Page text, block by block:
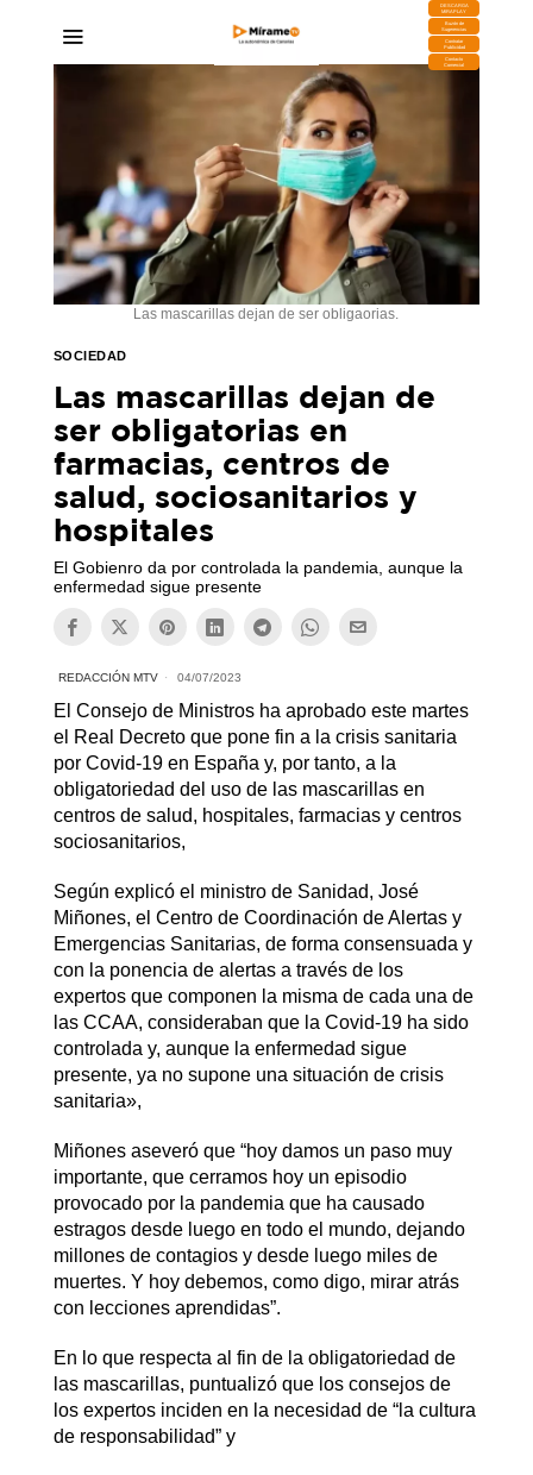
DESCARGA
MIRAPLAY
Buzón de
Sugerencias
Contratar
Publicidad
Contacto
Comercial
Las mascarillas dejan de ser obligaorias.
SOCIEDAD
Las mascarillas dejan de
ser obligatorias en
farmacias, centros de
salud, sociosanitarios y
hospitales
El Gobienro da por controlada la pandemia, aunque la
enfermedad sigue presente
REDACCIÓN MTV 04/07/2023
El Consejo de Ministros ha aprobado este martes
el Real Decreto que pone fin a la crisis sanitaria
por Covid-19 en España y, por tanto, a la
obligatoriedad del uso de las mascarillas en
centros de salud, hospitales, farmacias y centros
sociosanitarios,
Según explicó el ministro de Sanidad, José
Miñones, el Centro de Coordinación de Alertas y
Emergencias Sanitarias, de forma consensuada y
con la ponencia de alertas a través de los
expertos que componen la misma de cada una de
las CCAA, consideraban que la Covid-19 ha sido
controlada y, aunque la enfermedad sigue
presente, ya no supone una situación de crisis
sanitaria»,
Miñones aseveró que “hoy damos un paso muy
importante, que cerramos hoy un episodio
provocado por la pandemia que ha causado
estragos desde luego en todo el mundo, dejando
millones de contagios y desde luego miles de
muertes. Y hoy debemos, como digo, mirar atrás
con lecciones aprendidas”.
En lo que respecta al fin de la obligatoriedad de
las mascarillas, puntualizó que los consejos de
los expertos inciden en la necesidad de “la cultura
de responsabilidad” y